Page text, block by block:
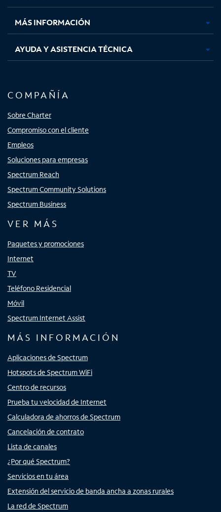
nuevanuevanuevanueva
MÁS INFORMACIÓN
AYUDA Y ASISTENCIA TÉCNICA
COMPAÑÍA
Sobre Charter
Compromiso con el cliente
Empleos
Soluciones para empresas
Spectrum Reach
Spectrum Community Solutions
Spectrum Business
VER MÁS
Paquetes y promociones
Internet
TV
Teléfono Residencial
Móvil
Spectrum Internet Assist
MÁS INFORMACIÓN
Aplicaciones de Spectrum
Hotspots de Spectrum WiFi
Centro de recursos
Prueba tu velocidad de Internet
Calculadora de ahorros de Spectrum
Cancelación de contrato
Lista de canales
¿Por qué Spectrum?
Servicios en tu área
Extensión del servicio de banda ancha a zonas rurales
La red de Spectrum